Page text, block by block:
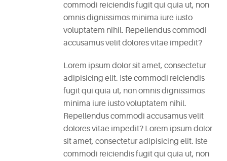
commodi reiciendis fugit qui quia ut, non
omnis dignissimos minima iure iusto
voluptatem nihil. Repellendus commodi
accusamus velit dolores vitae impedit?
Lorem ipsum dolor sit amet, consectetur
adipisicing elit. Iste commodi reiciendis
fugit qui quia ut, non omnis dignissimos
minima iure iusto voluptatem nihil.
Repellendus commodi accusamus velit
dolores vitae impedit? Lorem ipsum dolor
sit amet, consectetur adipisicing elit. Iste
commodi reiciendis fugit qui quia ut, non